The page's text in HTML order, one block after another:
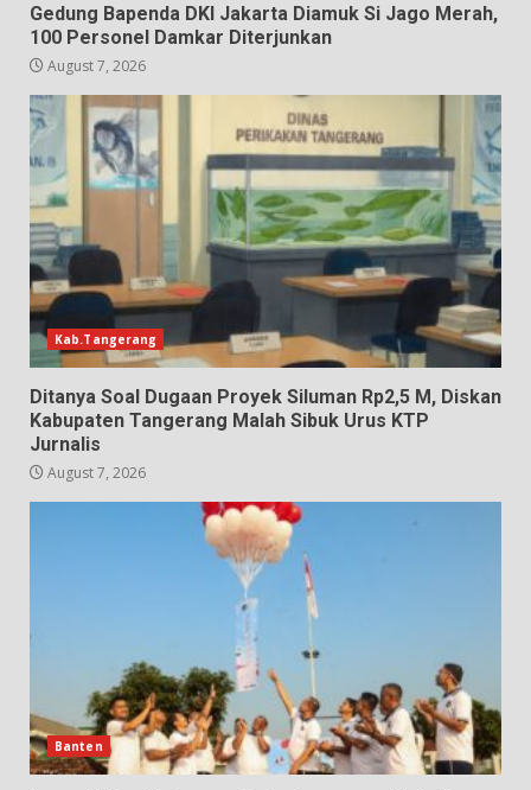
Gedung Bapenda DKI Jakarta Diamuk Si Jago Merah,
100 Personel Damkar Diterjunkan
August 7, 2026
Kab.Tangerang
Ditanya Soal Dugaan Proyek Siluman Rp2,5 M, Diskan
Kabupaten Tangerang Malah Sibuk Urus KTP
Jurnalis
August 7, 2026
Banten